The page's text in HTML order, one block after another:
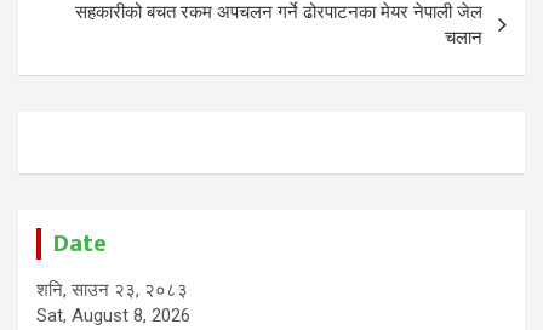
सहकारीको बचत रकम अपचलन गर्ने ढोरपाटनका मेयर नेपाली जेल
चलान
Date
शनि, साउन २३, २०८३
Sat, August 8, 2026